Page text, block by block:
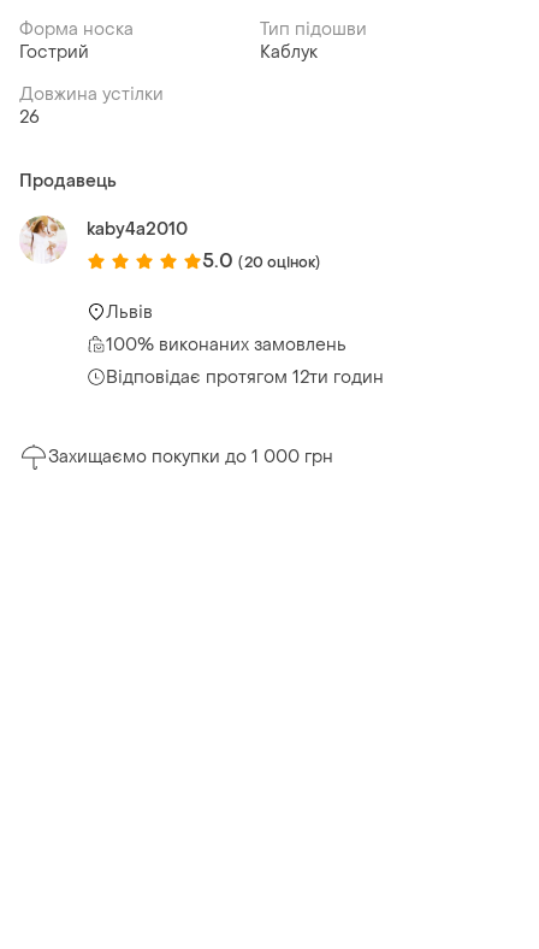
Форма носка
Гострий
Тип підошви
Каблук
Довжина устілки
26
Продавець
kaby4a2010
5.0 (20 оцінок)
Львів
100% виконаних замовлень
Відповідає протягом 12ти годин
Захищаємо покупки до 1 000 грн